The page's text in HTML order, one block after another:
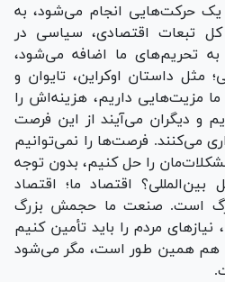
حرکت‌هایی انجام می‌شود، به
کل تبعات اقتصادی، سیاسی در
تحریم‌های ما اضافه می‌شود،
مثل داستان اوکراین، تایوان و
مزیت‌هایی داریم، هزینه‌اش را
و دیگران می‌آیند از این فرصت
می‌کنند. فرصت‌ها را نمی‌توانیم
را حل کنیم، بدون توجه
اقتصاد ما؛ اقتصاد
است. صنعت ما حجمش بزرگ
نیاز‌های مردم را باید تأمین کنیم
هم همین طور است، مگر می‌شود